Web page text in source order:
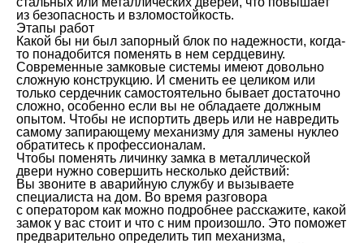
из безопасность и взломостойкость.
Этапы работ
Какой бы ни был запорный блок по надежности, когда-
то понадобится поменять в нем сердцевину.
Современные замковые системы имеют довольно
сложную конструкцию. И сменить ее целиком или
только сердечник самостоятельно бывает достаточно
сложно, особенно если вы не обладаете должным
опытом. Чтобы не испортить дверь или не навредить
самому запирающему механизму для замены нуклео
обратитесь к профессионалам.
Чтобы поменять личинку замка в металлической
двери нужно совершить несколько действий:
Вы звоните в аварийную службу и вызываете
специалиста на дом. Во время разговора
с оператором как можно подробнее расскажите, какой
замок у вас стоит и что с ним произошло. Это поможет
предварительно определить тип механизма,